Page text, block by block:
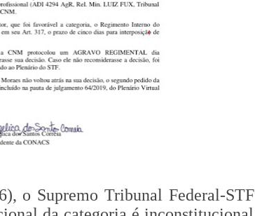
o Supremo Tribunal Federal-STF